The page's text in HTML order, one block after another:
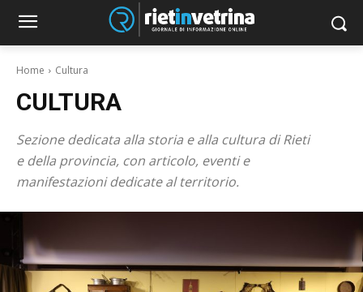
Home Cultura
CULTURA
Sezione dedicata alla storia e alla cultura di Rieti
e della provincia, con articolo, eventi e
manifestazioni dedicate al territorio.